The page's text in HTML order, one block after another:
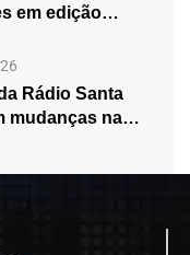
em edição
Rádio Santa
mudanças na